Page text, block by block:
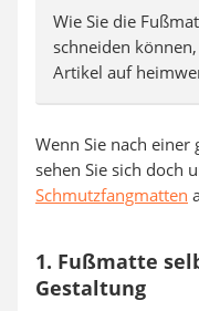
Wie Sie die
schneiden
Artikel auf
Wenn Sie nach einer
sehen Sie sich doch
Schmutzfangmatten
1. Fußmatte
Gestaltung